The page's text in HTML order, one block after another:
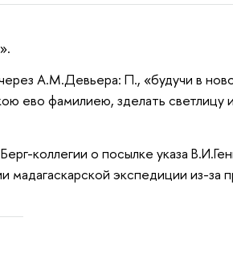
А.М.Девьера: П., «будучи в
ево фамилиею, зделать светлицу
коллегии о посылке указа
мадагаскарской экспедиции из-за